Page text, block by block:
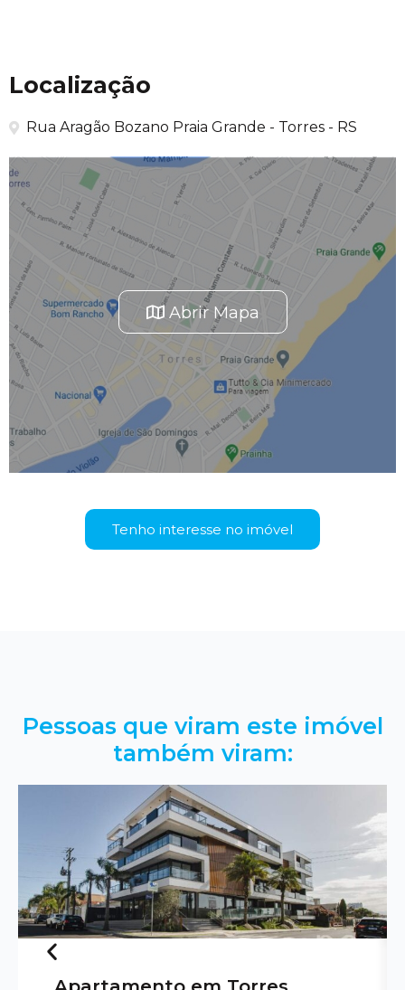
Localização
Rua Aragão Bozano Praia Grande - Torres - RS
Abrir Mapa
Tenho interesse no imóvel
Pessoas que viram este imóvel
também viram: